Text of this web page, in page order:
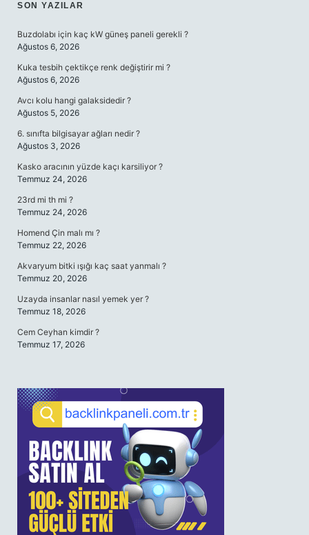
SIDEBAR
SON YAZILAR
Buzdolabı için kaç kW güneş paneli gerekli ?
Ağustos 6, 2026
Kuka tesbih çektikçe renk değiştirir mi ?
Ağustos 6, 2026
Avcı kolu hangi galaksidedir ?
Ağustos 5, 2026
6. sınıfta bilgisayar ağları nedir ?
Ağustos 3, 2026
Kasko aracının yüzde kaçı karsiliyor ?
Temmuz 24, 2026
23rd mi th mi ?
Temmuz 24, 2026
Homend Çin malı mı ?
Temmuz 22, 2026
Akvaryum bitki ışığı kaç saat yanmalı ?
Temmuz 20, 2026
Uzayda insanlar nasıl yemek yer ?
Temmuz 18, 2026
Cem Ceyhan kimdir ?
Temmuz 17, 2026